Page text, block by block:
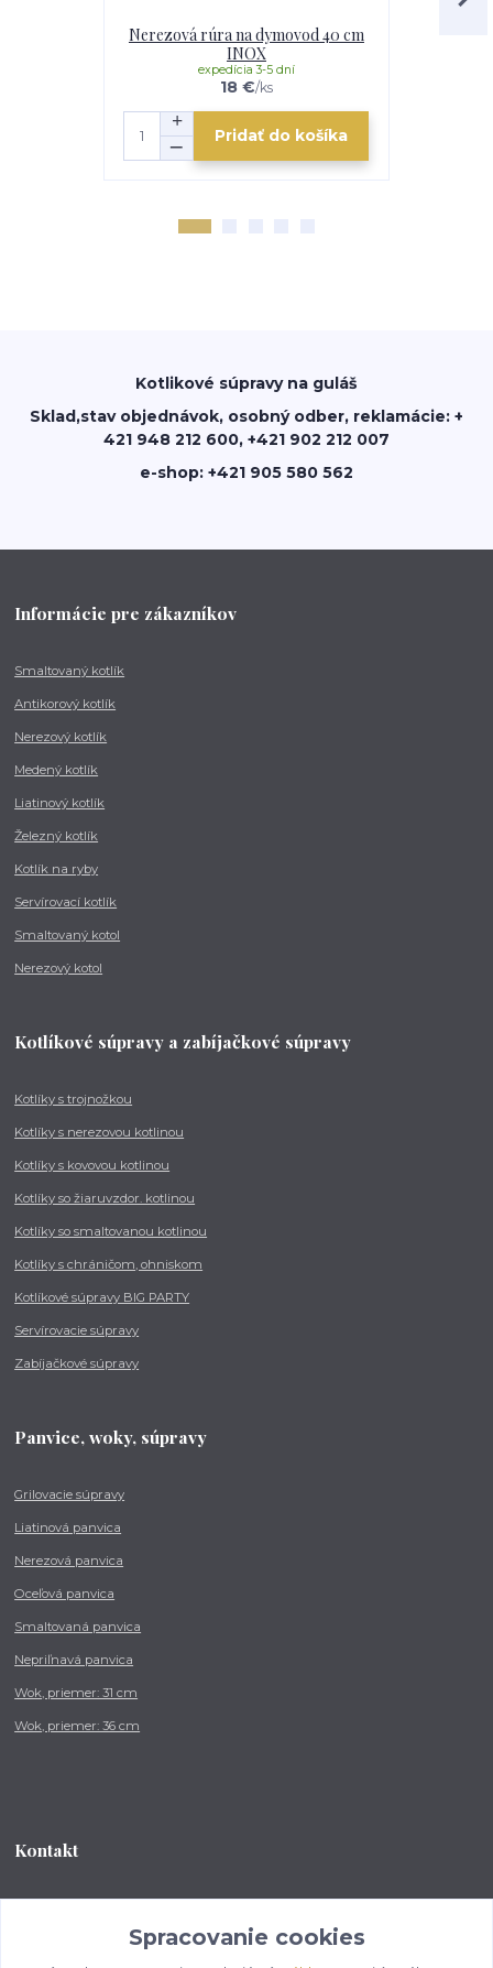
Nerezová rúra na dymovod 40 cm
INOX
18 €/ks
expedícia 3-5 dní
Pridať do košíka
Kotlikové súpravy na guláš
Sklad,stav objednávok, osobný odber, reklamácie: +
421 948 212 600, +421 902 212 007
e-shop: +421 905 580 562
Informácie pre zákazníkov
Smaltovaný kotlík
Antikorový kotlík
Nerezový kotlík
Medený kotlík
Liatinový kotlík
Železný kotlík
Kotlík na ryby
Servírovací kotlík
Smaltovaný kotol
Nerezový kotol
Kotlíkové súpravy a zabíjačkové súpravy
Kotlíky s trojnožkou
Kotlíky s nerezovou kotlinou
Kotlíky s kovovou kotlinou
Kotlíky so žiaruvzdor. kotlinou
Kotlíky so smaltovanou kotlinou
Kotlíky s chráničom, ohniskom
Kotlíkové súpravy BIG PARTY
Servírovacie súpravy
Zabíjačkové súpravy
Panvice, woky, súpravy
Grilovacie súpravy
Liatinová panvica
Nerezová panvica
Oceľová panvica
Smaltovaná panvica
Nepriľnavá panvica
Wok, priemer: 31 cm
Wok, priemer: 36 cm
Kontakt
od 8:00 - do 16:00 hodSpracovanie cookies